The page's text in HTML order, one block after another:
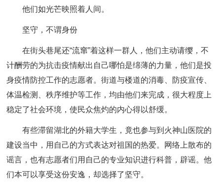
他们如光芒映照着人间。
坚守，不谓身份
在街头巷尾还“流窜”着这样一群人，他们主动请缨，不
计酬劳的为抗击疫情献出自己哪怕是绵薄的力量，他们是投
身疫情防控工作的志愿者。街道与楼道的消毒、防疫宣传、
体温检测、秩序维护等工作，均由他们来完成，很大程度上
稳定了社会环境，使民众焦灼的内心得以舒缓。
有些滞留湖北的外籍大学生，竟也参与到火神山医院的
建设当中，用自己的方式表达对祖国的热爱。网络上散布的
谣言，也有志愿者们用自己的专业知识进行科普，辟谣。他
们本可以享受这份安逸，却选择了坚守。